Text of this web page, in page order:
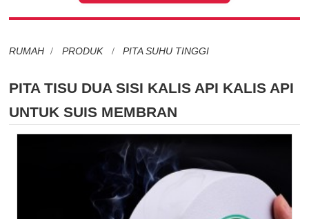
RUMAH PRODUK PITA SUHU TINGGI
PITA TISU DUA SISI KALIS API KALIS API
UNTUK SUIS MEMBRAN